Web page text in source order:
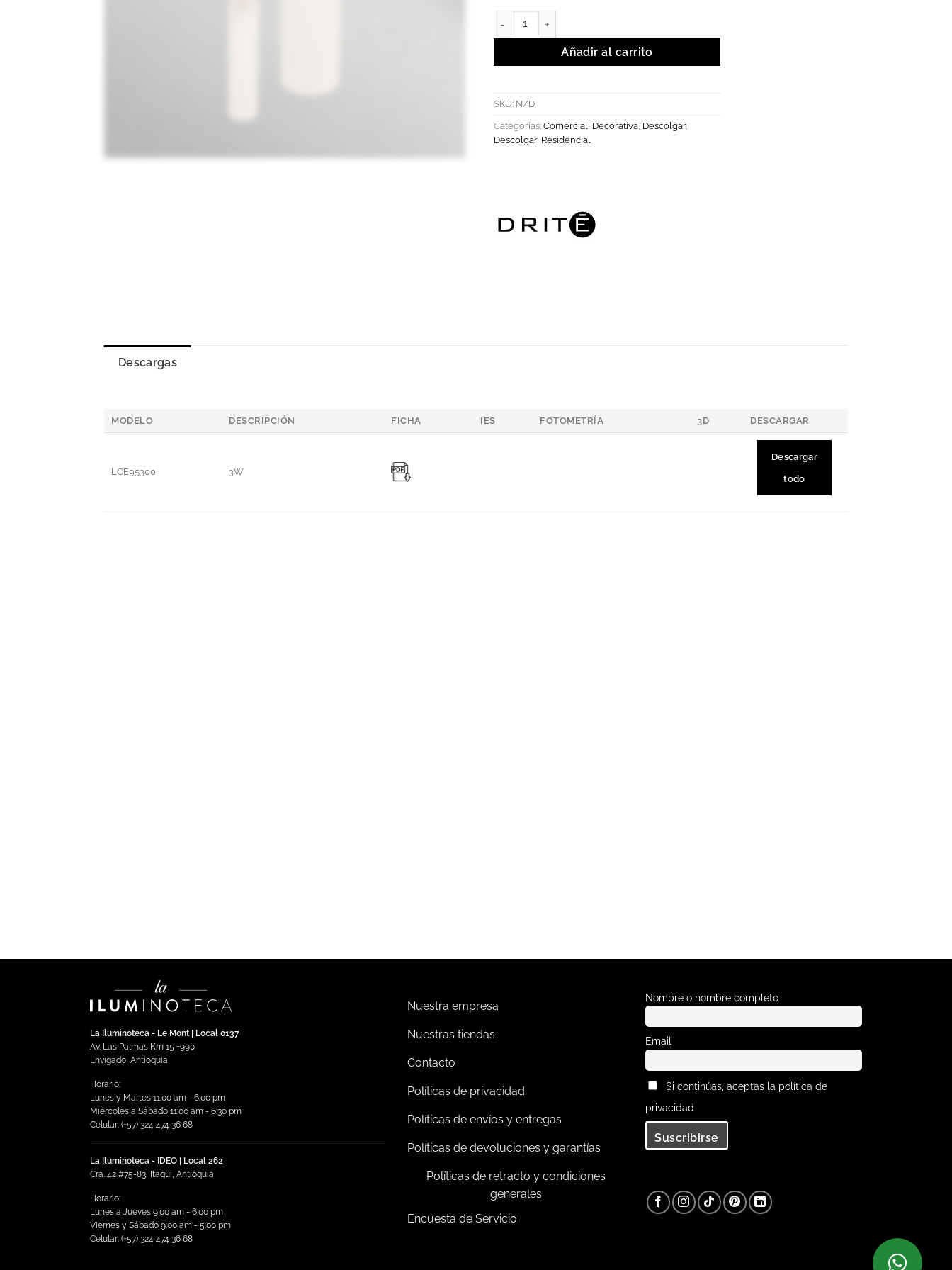
SAND - Luminaria decorativa descolgar. cantidad
Añadir al carrito
SKU: N/D
Categorías: Comercial Decorativa Descolgar,
Descolgar, Residencial
Descargas
MODELO DESCRIPCIÓN FICHA IES FOTOMETRÍA 3D DESCARGAR
LCE95300 3W
Descargar
todo
La Iluminoteca - Le Mont | Local 0137
Av. Las Palmas Km 15 +990
Envigado, Antioquia
Horario:
Lunes y Martes 11:00 am - 6:00 pm
Miércoles a Sábado 11:00 am - 6:30 pm
Celular: (+57) 324 474 36 68
La Iluminoteca - IDEO | Local 262
Cra. 42 #75-83, Itagüi, Antioquia
Horario:
Lunes a Jueves 9:00 am - 6:00 pm
Viernes y Sábado 9:00 am - 5:00 pm
Celular: (+57) 324 474 36 68
Nuestra empresa
Nuestras tiendas
Contacto
Políticas de privacidad
Políticas de envíos y entregas
Políticas de devoluciones y garantías
Políticas de retracto y condiciones
generales
Encuesta de Servicio
Nombre o nombre completo
Email
Si continúas, aceptas la política de
privacidad